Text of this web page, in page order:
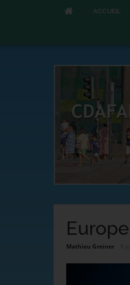
ACCUEIL
Europe
Mathieu Greiner